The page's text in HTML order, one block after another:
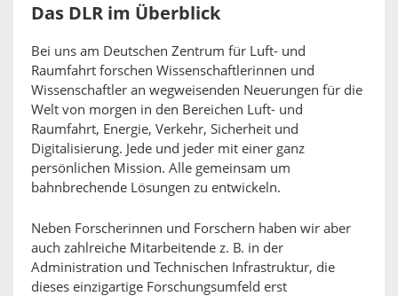
Das DLR im Überblick
Bei uns am Deutschen Zentrum für Luft- und
Raumfahrt forschen Wissenschaftlerinnen und
Wissenschaftler an wegweisenden Neuerungen für die
Welt von morgen in den Bereichen Luft- und
Raumfahrt, Energie, Verkehr, Sicherheit und
Digitalisierung. Jede und jeder mit einer ganz
persönlichen Mission. Alle gemeinsam um
bahnbrechende Lösungen zu entwickeln.
Neben Forscherinnen und Forschern haben wir aber
auch zahlreiche Mitarbeitende z. B. in der
Administration und Technischen Infrastruktur, die
dieses einzigartige Forschungsumfeld erst